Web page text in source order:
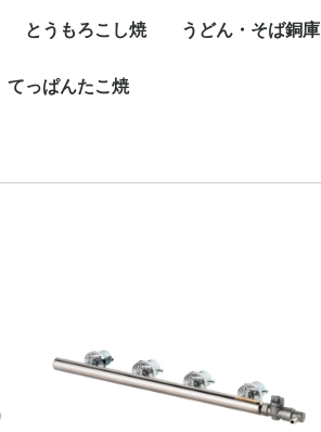
とうもろこし焼
シングル
ダブル
うどん・そば銅庫
てっぱんたこ焼